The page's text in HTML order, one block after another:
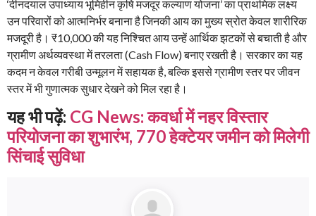
‘दीनदयाल उपाध्याय भूमिहीन कृषि मजदूर कल्याण योजना’ का प्राथमिक लक्ष्य
उन परिवारों को आत्मनिर्भर बनाना है जिनकी आय का मुख्य स्रोत केवल शारीरिक
मजदूरी है। ₹10,000 की यह निश्चित आय उन्हें आर्थिक झटकों से बचाती है और
ग्रामीण अर्थव्यवस्था में तरलता (Cash Flow) बनाए रखती है। सरकार का यह
कदम न केवल गरीबी उन्मूलन में सहायक है, बल्कि इससे ग्रामीण स्तर पर जीवन
स्तर में भी गुणात्मक सुधार देखने को मिल रहा है।
यह भी पढ़ें: CG News: कवर्धा में नहर विस्तार
परियोजना का शुभारंभ, 770 हेक्टेयर जमीन को मिलेगी
सिंचाई सुविधा